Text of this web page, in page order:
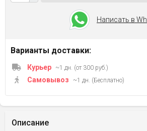
Написать в
Варианты доставки:
Курьер ~1 дн. (от 300 руб.)
Самовывоз ~1 дн. (Бесплатно)
Описание